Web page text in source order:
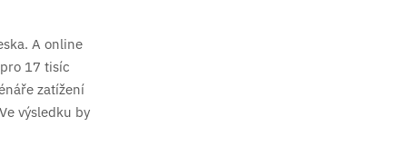
A online
17 tisíc
zatížení
výsledku by